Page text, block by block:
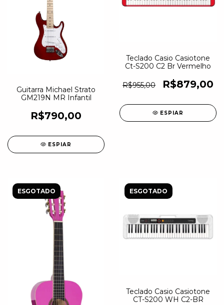
Guitarra Michael Strato
GM219N MR Infantil
R$790,00
ESPIAR
Teclado Casio Casiotone
Ct-S200 C2 Br Vermelho
R$955,00 R$879,00
ESPIAR
ESGOTADO ESGOTADO
Teclado Casio Casiotone
CT-S200 WH C2-BR